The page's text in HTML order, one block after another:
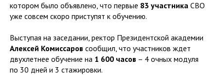
котором было объявлено, что первые 83 участника СВО
уже совсем скоро приступят к обучению.
Выступая на заседании, ректор Президентской академии
Алексей Комиссаров сообщил, что участников ждет
двухлетнее обучение на 1 600 часов – 4 очных модуля
по 30 дней и 3 стажировки.